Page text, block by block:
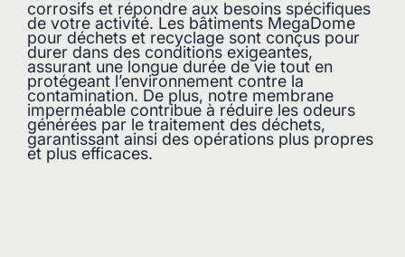
corrosifs et répondre aux besoins spécifiques
de votre activité. Les bâtiments MegaDome
pour déchets et recyclage sont conçus pour
durer dans des conditions exigeantes,
assurant une longue durée de vie tout en
protégeant l’environnement contre la
contamination. De plus, notre membrane
imperméable contribue à réduire les odeurs
générées par le traitement des déchets,
garantissant ainsi des opérations plus propres
et plus efficaces.